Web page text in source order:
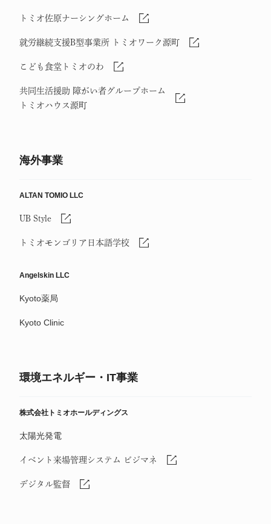
トミオ佐原ナーシングホーム
就労継続支援B型事業所 トミオワーク源町
こども食堂トミオのわ
共同生活援助 障がい者グループホーム
トミオハウス源町
海外事業
ALTAN TOMIO LLC
UB Style
トミオモンゴリア日本語学校
Angelskin LLC
Kyoto薬局
Kyoto Clinic
環境エネルギー・IT事業
株式会社トミオホールディングス
太陽光発電
イベント来場管理システム ビジマネ
デジタル監督